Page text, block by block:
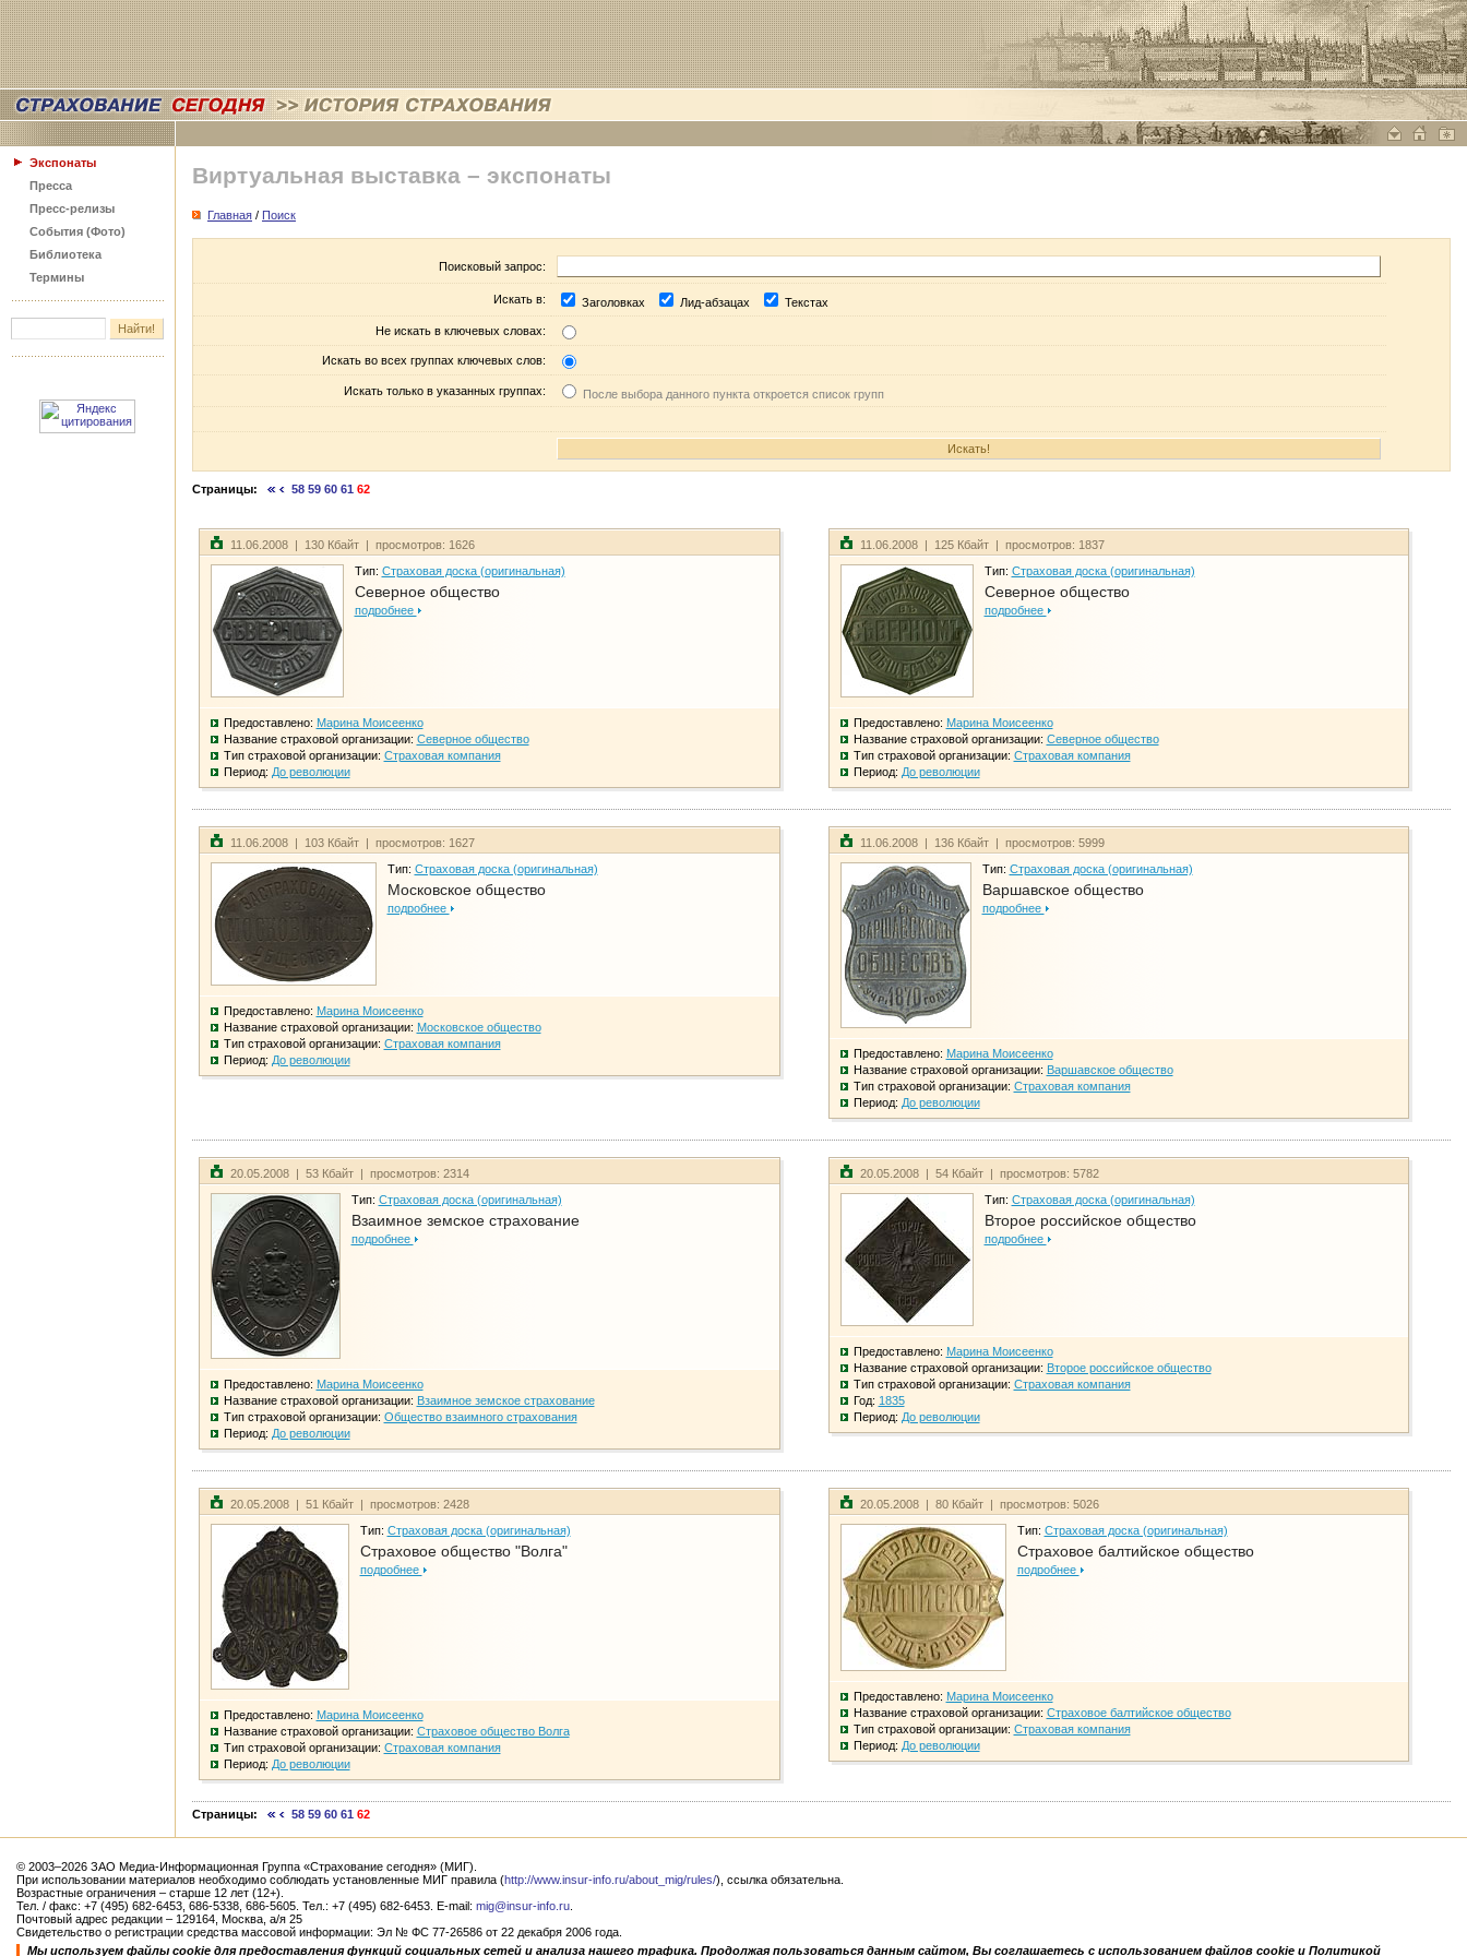
Экспонаты
Пресса
Пресс-релизы
События (Фото)
Библиотека
Термины
Виртуальная выставка – экспонаты
Главная / Поиск
Поисковый запрос:
Искать в: Заголовках Лид-абзацах Текстах
Не искать в ключевых словах:
Искать во всех группах ключевых слов:
Искать только в указанных группах: После выбора данного пункта откроется список групп
Страницы: 58 59 60 61 62
11.06.2008 | 130 Кбайт | просмотров: 1626
Тип: Страховая доска (оригинальная)
Северное общество
подробнее
Предоставлено: Марина Моисеенко
Название страховой организации: Северное общество
Тип страховой организации: Страховая компания
Период: До революции
11.06.2008 | 125 Кбайт | просмотров: 1837
Тип: Страховая доска (оригинальная)
Северное общество
подробнее
Предоставлено: Марина Моисеенко
Название страховой организации: Северное общество
Тип страховой организации: Страховая компания
Период: До революции
11.06.2008 | 103 Кбайт | просмотров: 1627
Тип: Страховая доска (оригинальная)
Московское общество
подробнее
Предоставлено: Марина Моисеенко
Название страховой организации: Московское общество
Тип страховой организации: Страховая компания
Период: До революции
11.06.2008 | 136 Кбайт | просмотров: 5999
Тип: Страховая доска (оригинальная)
Варшавское общество
подробнее
Предоставлено: Марина Моисеенко
Название страховой организации: Варшавское общество
Тип страховой организации: Страховая компания
Период: До революции
20.05.2008 | 53 Кбайт | просмотров: 2314
Тип: Страховая доска (оригинальная)
Взаимное земское страхование
подробнее
Предоставлено: Марина Моисеенко
Название страховой организации: Взаимное земское страхование
Тип страховой организации: Общество взаимного страхования
Период: До революции
20.05.2008 | 54 Кбайт | просмотров: 5782
Тип: Страховая доска (оригинальная)
Второе российское общество
подробнее
Предоставлено: Марина Моисеенко
Название страховой организации: Второе российское общество
Тип страховой организации: Страховая компания
Год: 1835
Период: До революции
20.05.2008 | 51 Кбайт | просмотров: 2428
Тип: Страховая доска (оригинальная)
Страховое общество "Волга"
подробнее
Предоставлено: Марина Моисеенко
Название страховой организации: Страховое общество Волга
Тип страховой организации: Страховая компания
Период: До революции
20.05.2008 | 80 Кбайт | просмотров: 5026
Тип: Страховая доска (оригинальная)
Страховое балтийское общество
подробнее
Предоставлено: Марина Моисеенко
Название страховой организации: Страховое балтийское общество
Тип страховой организации: Страховая компания
Период: До революции
Страницы: 58 59 60 61 62
© 2003–2026 ЗАО Медиа-Информационная Группа «Страхование сегодня» (МИГ).
При использовании материалов необходимо соблюдать установленные МИГ правила (http://www.insur-info.ru/about_mig/rules/), ссылка обязательна.
Возрастные ограничения – старше 12 лет (12+).
Тел. / факс: +7 (495) 682-6453, 686-5338, 686-5605. Тел.: +7 (495) 682-6453. E-mail: mig@insur-info.ru
Почтовый адрес редакции – 129164, Москва, а/я 25
Свидетельство о регистрации средства массовой информации: Эл № ФС 77-26586 от 22 декабря 2006 года.
Мы используем файлы cookie для предоставления функций социальных сетей и анализа нашего трафика. Продолжая пользоваться данным сайтом, Вы соглашаетесь с использованием файлов cookie и Политикой